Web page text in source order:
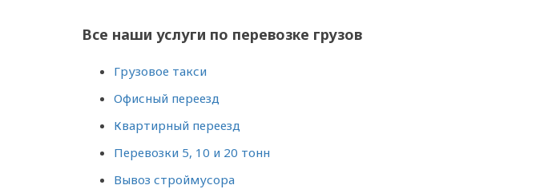
Все наши услуги по перевозке грузов
Грузовое такси
Офисный переезд
Квартирный переезд
Перевозки 5, 10 и 20 тонн
Вывоз строймусора